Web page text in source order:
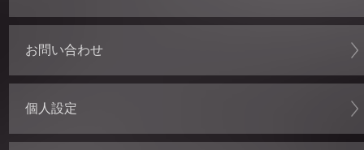
お問い合わせ
個人設定